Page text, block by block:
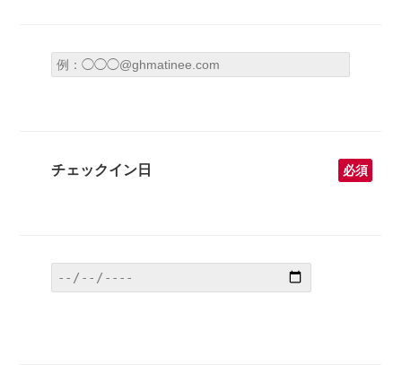
チェックイン日 必須